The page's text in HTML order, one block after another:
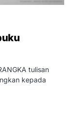
tulisan
kepada